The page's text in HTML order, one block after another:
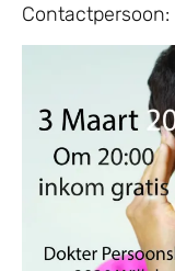
Contactpersoon: